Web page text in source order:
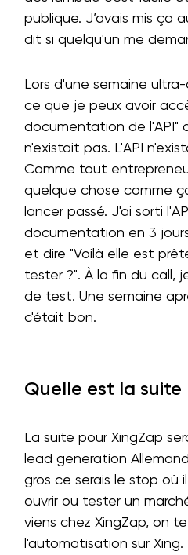
publique. J’avais mis ça
dit si quelqu'un me
Lors d'une semaine
ce que je peux avoir
documentation de l'API"
n'existait pas. L'API
Comme tout
quelque chose comme
lancer passé. J'ai sorti
documentation en 3
et dire "Voilà elle est
tester ?". À la fin du call,
de test. Une semaine
c'était bon.
Quelle est la suite
La suite pour XingZap
lead generation
gros ce serais le stop où
ouvrir ou tester un
viens chez XingZap, on
l'automatisation sur